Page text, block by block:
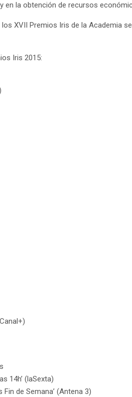
en la obtención de recursos
XVII Premios Iris de la Academia
Iris 2015:
14h’ (laSexta)
de Semana’ (Antena 3)